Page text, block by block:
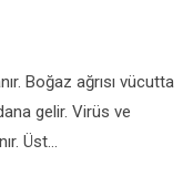
Boğaz ağrısı vücutta
gelir. Virüs ve
Üst...